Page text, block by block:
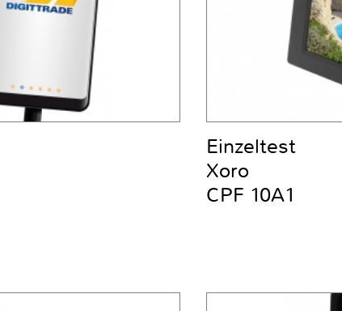
Einzeltest
Xoro
CPF 10A1